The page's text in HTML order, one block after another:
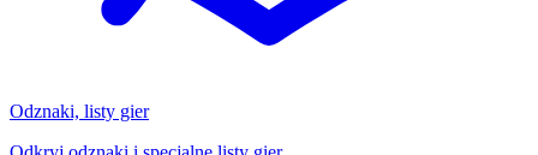
Odznaki, listy gier